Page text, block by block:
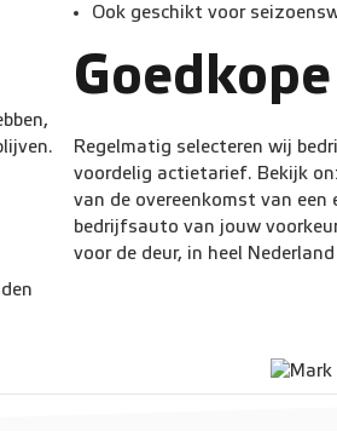
Ook geschikt voor
Regelmatig selecteren wij
voordelig actietarief. Bekijk
van de overeenkomst van
bedrijfsauto van jouw
voor de deur, in heel